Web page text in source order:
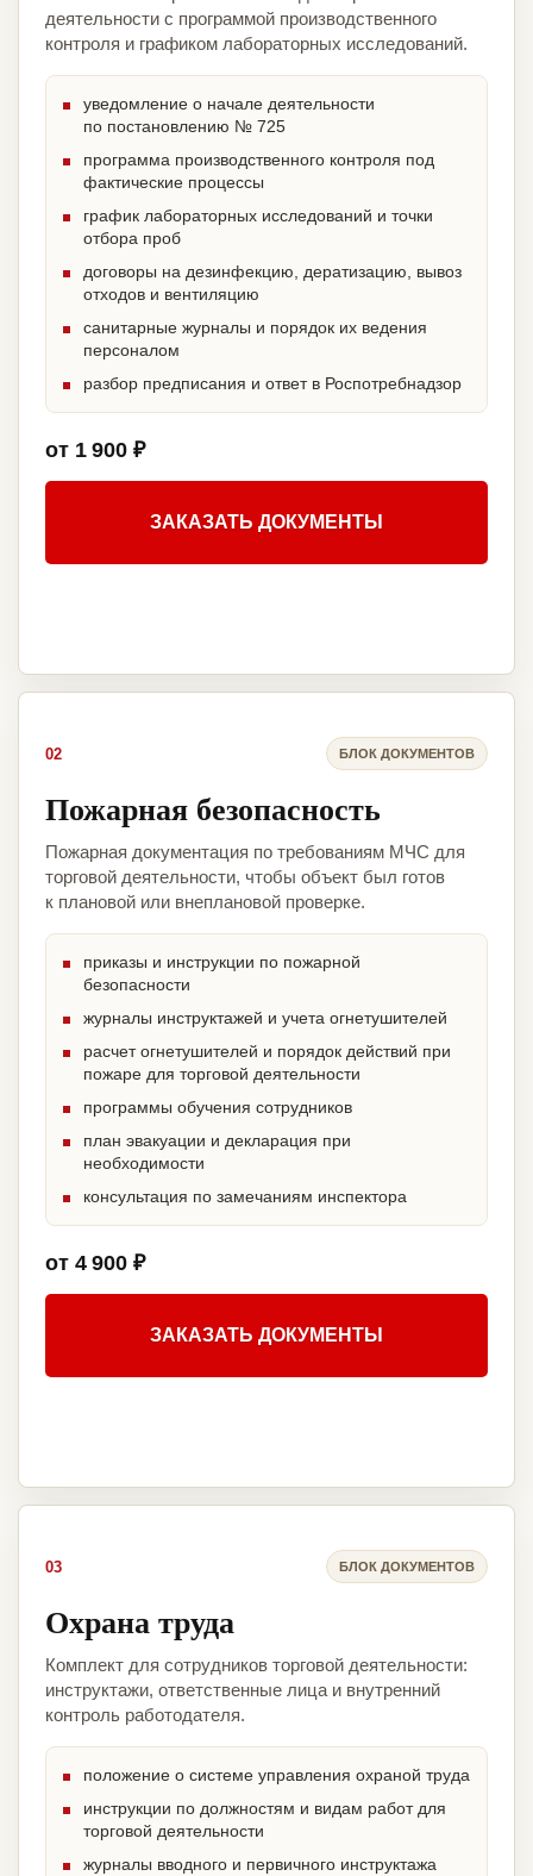
деятельности с программой производственного
контроля и графиком лабораторных исследований.
уведомление о начале деятельности
по постановлению № 725
программа производственного контроля под
фактические процессы
график лабораторных исследований и точки
отбора проб
договоры на дезинфекцию, дератизацию, вывоз
отходов и вентиляцию
санитарные журналы и порядок их ведения
персоналом
разбор предписания и ответ в Роспотребнадзор
от 1 900 ₽
ЗАКАЗАТЬ ДОКУМЕНТЫ
02 БЛОК ДОКУМЕНТОВ
Пожарная безопасность
Пожарная документация по требованиям МЧС для
торговой деятельности, чтобы объект был готов
к плановой или внеплановой проверке.
приказы и инструкции по пожарной
безопасности
журналы инструктажей и учета огнетушителей
расчет огнетушителей и порядок действий при
пожаре для торговой деятельности
программы обучения сотрудников
план эвакуации и декларация при
необходимости
консультация по замечаниям инспектора
от 4 900 ₽
ЗАКАЗАТЬ ДОКУМЕНТЫ
03 БЛОК ДОКУМЕНТОВ
Охрана труда
Комплект для сотрудников торговой деятельности:
инструктажи, ответственные лица и внутренний
контроль работодателя.
положение о системе управления охраной труда
инструкции по должностям и видам работ для
торговой деятельности
журналы вводного и первичного инструктажа